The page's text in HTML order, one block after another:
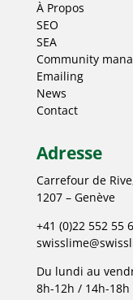
À Propos
SEO
SEA
Community
Emailing
News
Contact
Adresse
Carrefour de
1207 – Genève
+41 (0)22 552 55
Du lundi au
8h-12h / 14h-18h